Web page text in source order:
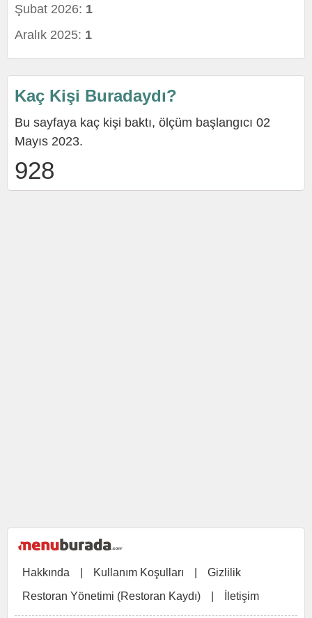
Şubat 2026: 1
Aralık 2025: 1
Kaç Kişi Buradaydı?
Bu sayfaya kaç kişi baktı, ölçüm başlangıcı 02
Mayıs 2023.
928
Hakkında Kullanım Koşulları
Gizlilik
Restoran Yönetimi (Restoran Kaydı)
İletişim